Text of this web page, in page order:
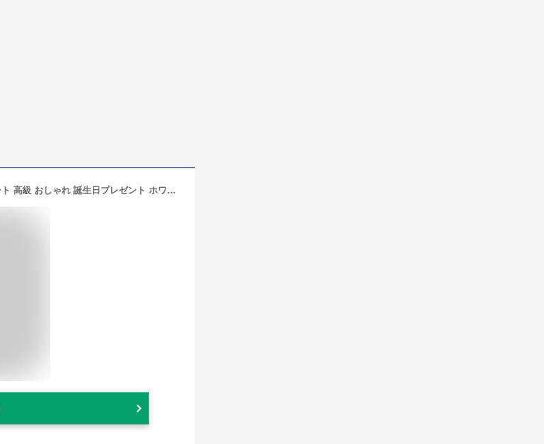
ホワイトデーお返し チョコ ギフト お菓子 薔薇 チョコレート 高級 おしゃれ 誕生日プレゼント ホワイトチョコ 義理 大量 ばらまき 人気 プチギフト かわいい 可愛い 内祝い 出産祝い お礼 退職 お菓子 職場 会社 子供 義理 お取り寄せ スイーツ お配り 即日発送 あす楽